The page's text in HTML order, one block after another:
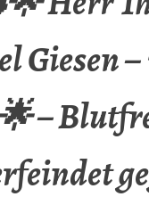
Giesen
–